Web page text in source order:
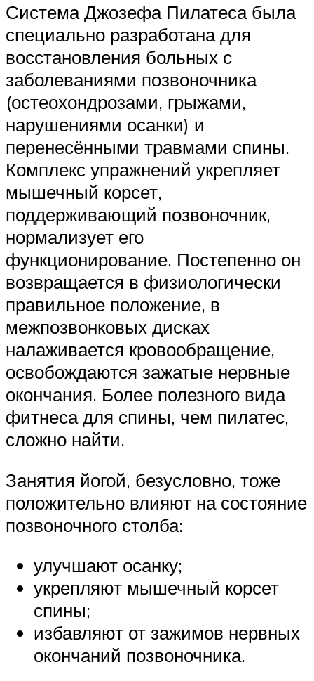
Система Джозефа Пилатеса была
специально разработана для
восстановления больных с
заболеваниями позвоночника
(остеохондрозами, грыжами,
нарушениями осанки) и
перенесёнными травмами спины.
Комплекс упражнений укрепляет
мышечный корсет,
поддерживающий позвоночник,
нормализует его
функционирование. Постепенно он
возвращается в физиологически
правильное положение, в
межпозвонковых дисках
налаживается кровообращение,
освобождаются зажатые нервные
окончания. Более полезного вида
фитнеса для спины, чем пилатес,
сложно найти.
Занятия йогой, безусловно, тоже
положительно влияют на состояние
позвоночного столба:
улучшают осанку;
укрепляют мышечный корсет
спины;
избавляют от зажимов нервных
окончаний позвоночника.